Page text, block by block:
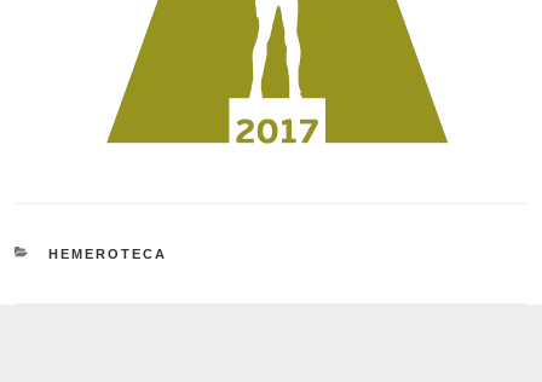
CATEGORIES
HEMEROTECA